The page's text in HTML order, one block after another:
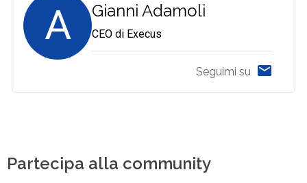
A Gianni Adamoli
CEO di Execus
Seguimi su
Partecipa alla community